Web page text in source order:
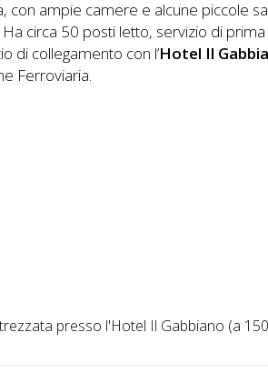
con ampie camere e alcune piccole
circa 50 posti letto, servizio di prima
di collegamento con l’Hotel Il
Ferroviaria.
presso l'Hotel Il Gabbiano (a